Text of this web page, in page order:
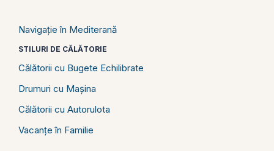
Navigație în Mediterană
STILURI DE CĂLĂTORIE
Călătorii cu Bugete Echilibrate
Drumuri cu Mașina
Călătorii cu Autorulota
Vacanțe în Familie